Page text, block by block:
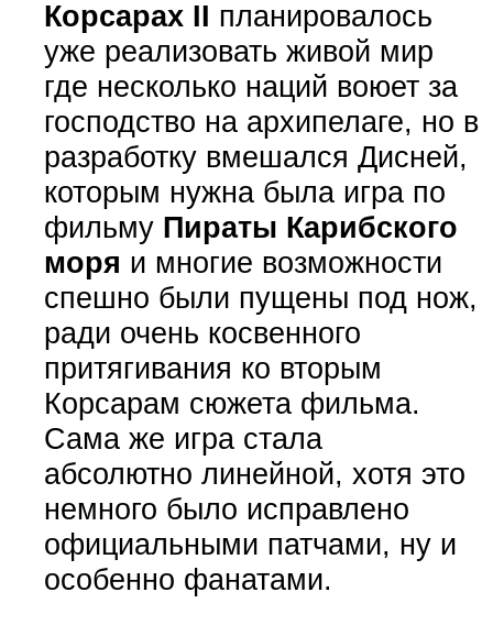
Корсарах II планировалось
уже реализовать живой мир
где несколько наций воюет за
господство на архипелаге, но в
разработку вмешался Дисней,
которым нужна была игра по
фильму Пираты Карибского
моря и многие возможности
спешно были пущены под нож,
ради очень косвенного
притягивания ко вторым
Корсарам сюжета фильма.
Сама же игра стала
абсолютно линейной, хотя это
немного было исправлено
официальными патчами, ну и
особенно фанатами.